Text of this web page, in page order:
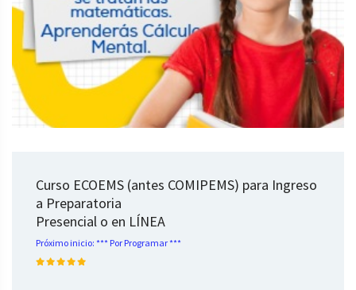
Curso ECOEMS (antes COMIPEMS) para Ingreso
a Preparatoria
Presencial o en LÍNEA
Próximo inicio: *** Por Programar ***